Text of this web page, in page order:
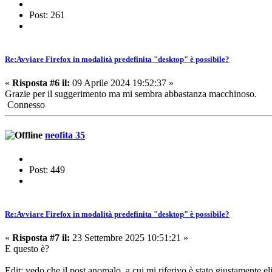
Post: 261
Re:Avviare Firefox in modalità predefinita "desktop" è possibile?
« Risposta #6 il: 09 Aprile 2024 19:52:37 »
Grazie per il suggerimento ma mi sembra abbastanza macchinoso.
Connesso
neofita 35
Post: 449
Re:Avviare Firefox in modalità predefinita "desktop" è possibile?
« Risposta #7 il: 23 Settembre 2025 10:51:21 »
E questo è?